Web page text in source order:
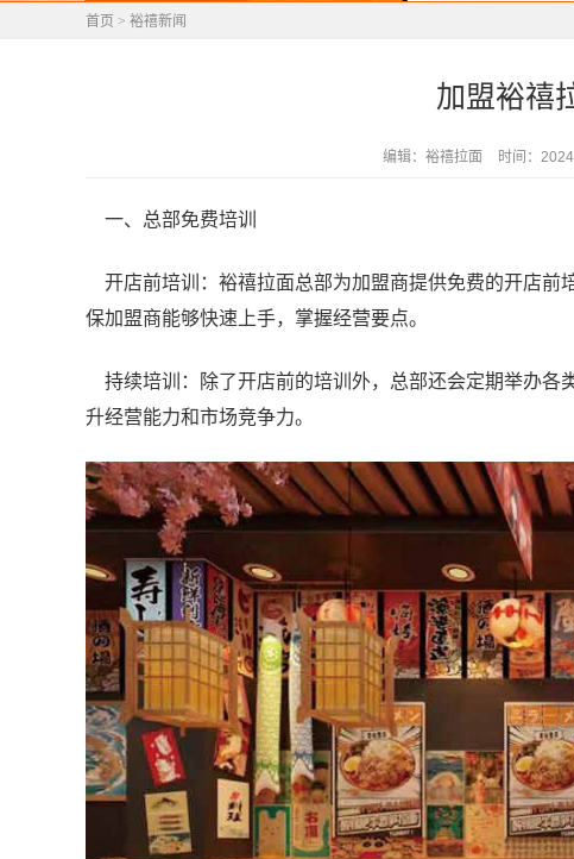
首页 > 裕禧新闻
加盟裕禧
编辑：裕禧拉面 时间：
一、总部免费培训
开店前培训：裕禧拉面总部为加盟商提供免费的开店前
保加盟商能够快速上手，掌握经营要点。
持续培训：除了开店前的培训外，总部还会定期举办各
升经营能力和市场竞争力。